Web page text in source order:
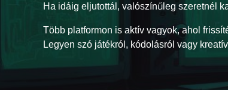
Ha idáig eljutottál, valószínűleg szeretnél
Több platformon is aktív vagyok, ahol
Legyen szó játékról, kódolásról vagy